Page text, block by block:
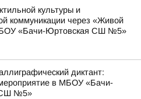
культуры и
коммуникации через «Живой
«Бачи-Юртовская СШ №5»
диктант:
в МБОУ «Бачи-
СШ №5»